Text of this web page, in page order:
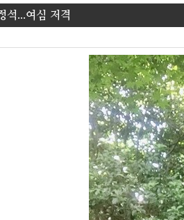
석...여심 저격